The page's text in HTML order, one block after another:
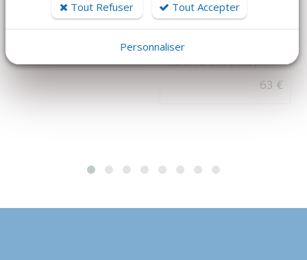
PINCE BACKHAUS
12,5 CM
33 €
MEDLINE
HOUSSE
TRANSPARENTE 45 x
35 x 70 CM (X25)
63 €
Tout Refuser Tout Accepter
Personnaliser